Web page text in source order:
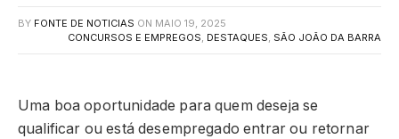
BY FONTE DE NOTICIAS ON MAIO 19, 2025
CONCURSOS E EMPREGOS DESTAQUES SÃO JOÃO DA BARRA
Uma boa oportunidade para quem deseja se
qualificar ou está desempregado entrar ou retornar